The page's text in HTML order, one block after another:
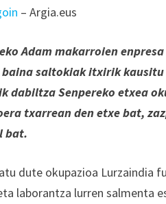
– Argia.eus
Adam makarroien
baina saltokiak itxirik
dabiltza Senpereko etxea
txarrean den etxe bat,
bat.
dute okupazioa
laborantza lurren salmenta